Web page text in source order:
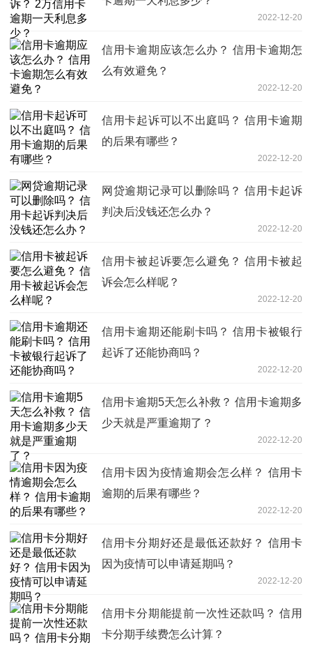
2022-12-20
信用卡逾期应该怎么办？ 信用卡逾期怎
么有效避免？
2022-12-20
信用卡起诉可以不出庭吗？ 信用卡逾期
的后果有哪些？
2022-12-20
网贷逾期记录可以删除吗？ 信用卡起诉
判决后没钱还怎么办？
2022-12-20
信用卡被起诉要怎么避免？ 信用卡被起
诉会怎么样呢？
2022-12-20
信用卡逾期还能刷卡吗？ 信用卡被银行
起诉了还能协商吗？
2022-12-20
信用卡逾期5天怎么补救？ 信用卡逾期多
少天就是严重逾期了？
2022-12-20
信用卡因为疫情逾期会怎么样？ 信用卡
逾期的后果有哪些？
2022-12-20
信用卡分期好还是最低还款好？ 信用卡
因为疫情可以申请延期吗？
2022-12-20
信用卡分期能提前一次性还款吗？ 信用
卡分期手续费怎么计算？